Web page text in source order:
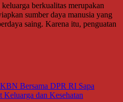
berkualitas merupakan
sumber daya manusia yang
saing. Karena itu, penguatan